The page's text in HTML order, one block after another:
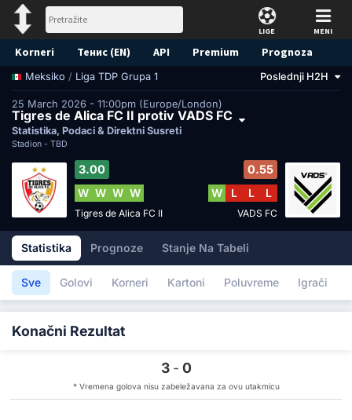
LIGE MENI
Korneri Тенис (EN) API Premium Prognoza
Meksiko / Liga TDP Grupa 1 Poslednji H2H
25 March 2026 - 11:00pm (Europe/London)
Tigres de Alica FC II protiv VADS FC
Statistika, Podaci & Direktni Susreti
Stadion - TBD
3.00
W W W W
Tigres de Alica FC II
0.55
W
L L L
VADS FC
Statistika Prognoze Stanje Na Tabeli
Sve Golovi Korneri Kartoni Poluvreme Igrači
Konačni Rezultat
3 - 0
* Vremena golova nisu zabeležavana za ovu utakmicu